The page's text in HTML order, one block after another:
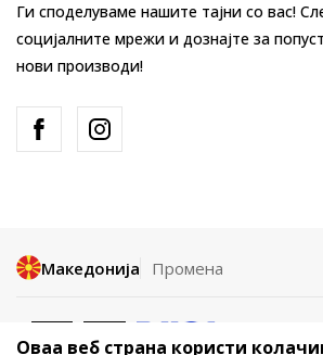
Ги споделуваме нашите тајни со вас!
социјалните мрежи и дознајте за
нови производи!
Македонија Промена
Оваа веб страна користи